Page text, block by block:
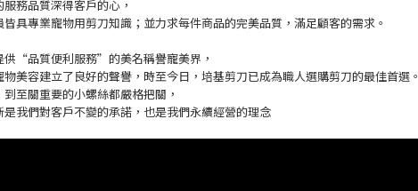
務品質深得客戶的心，
具專業寵物用剪刀知識；並力求每件商品的完美品質，滿足顧客的需求。
“品質便利服務”的美名稱譽寵美界，
美容建立了良好的聲譽， 時至今日，培基剪刀已成為職人選購剪刀的最佳首選。
至關重要的小螺絲都嚴格把關，
我們對客戶不變的承諾，也是我們永續經營的理念